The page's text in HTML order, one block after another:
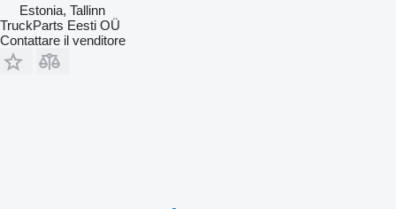
Estonia, Tallinn
TruckParts Eesti OÜ
Contattare il venditore